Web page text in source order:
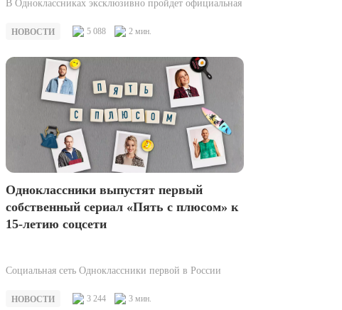
В Одноклассниках эксклюзивно пройдет официальная
Disney «Последний богатырь» — «Последний
НОВОСТИ 5 088 2 мин.
Одноклассники выпустят первый
собственный сериал «Пять с плюсом» к
15-летию соцсети
Социальная сеть Одноклассники первой в России
комедийный сериал — «Пять с плюсом».
НОВОСТИ 3 244 3 мин.